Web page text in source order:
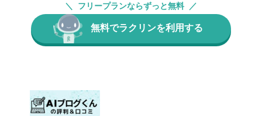
フリープランならずっと無料
無料でラクリンを利用する